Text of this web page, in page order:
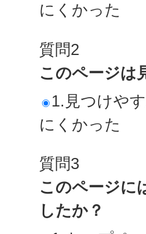
にくかった
質問2
このページは
1.見つけや
にくかった
質問3
このページに
したか？